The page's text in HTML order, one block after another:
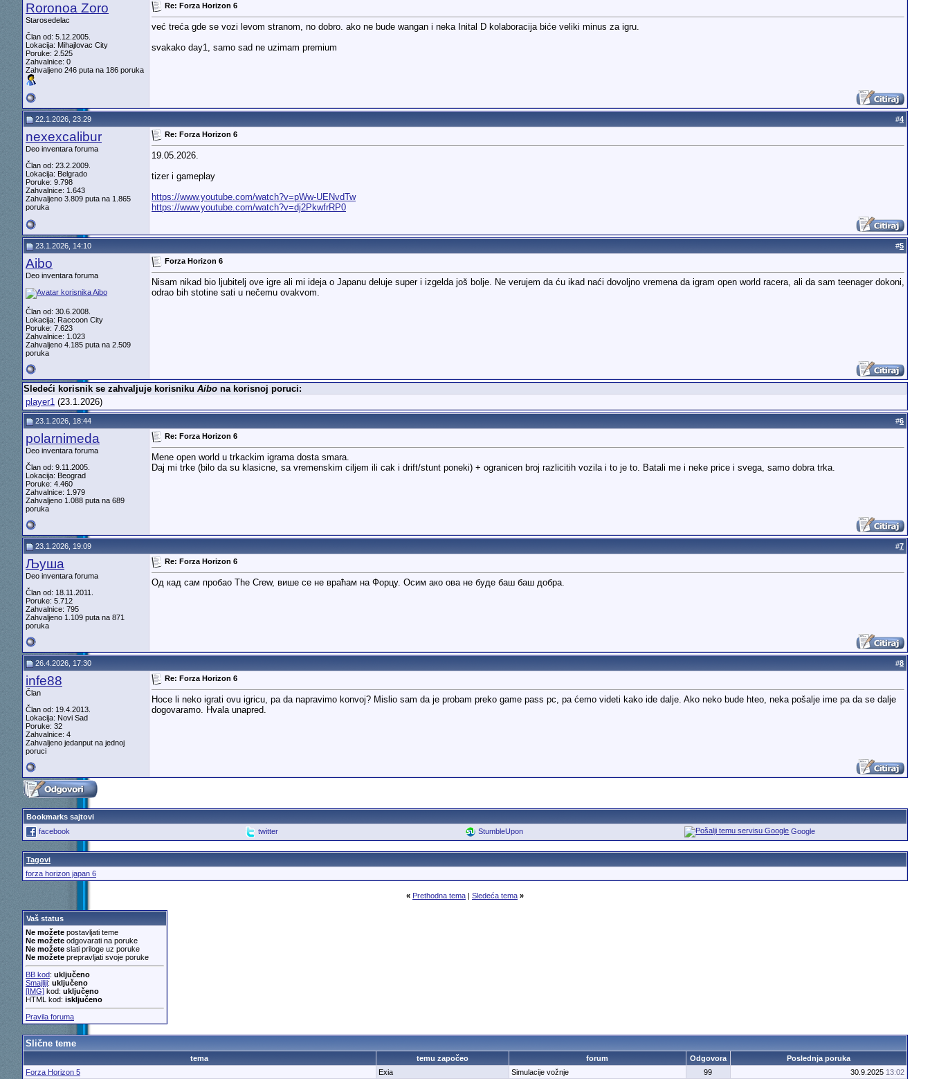
Roronoa Zoro
Starosedelac
Član od: 5.12.2005.
Lokacija: Mihajlovac City
Poruke: 2.525
Zahvalnice: 0
Zahvaljeno 246 puta na 186 poruka
Re: Forza Horizon 6
već treća gde se vozi levom stranom, no dobro. ako ne bude wangan i neka Inital D kolaboracija biće veliki minus za igru.
svakako day1, samo sad ne uzimam premium
22.1.2026, 23:29 #4
nexexcalibur
Deo inventara foruma
Član od: 23.2.2009.
Lokacija: Belgrado
Poruke: 9.798
Zahvalnice: 1.643
Zahvaljeno 3.809 puta na 1.865
poruka
Re: Forza Horizon 6
19.05.2026.
tizer i gameplay
https://www.youtube.com/watch?v=pWw-UENvdTw
https://www.youtube.com/watch?v=dj2PkwfrRP0
23.1.2026, 14:10 #5
Aibo
Deo inventara foruma
Član od: 30.6.2008.
Lokacija: Raccoon City
Poruke: 7.623
Zahvalnice: 1.023
Zahvaljeno 4.185 puta na 2.509
poruka
Forza Horizon 6
Nisam nikad bio ljubitelj ove igre ali mi ideja o Japanu deluje super i izgelda još bolje. Ne verujem da ću ikad naći dovoljno vremena da igram open world racera, ali da sam teenager dokoni,
odrao bih stotine sati u nečemu ovakvom.
Sledeći korisnik se zahvaljuje korisniku Aibona korisnoj poruci:
player1(23.1.2026)
23.1.2026, 18:44 #6
polarnimeda
Deo inventara foruma
Član od: 9.11.2005.
Lokacija: Beograd
Poruke: 4.460
Zahvalnice: 1.979
Zahvaljeno 1.088 puta na 689
poruka
Re: Forza Horizon 6
Mene open world u trkackim igrama dosta smara.
Daj mi trke (bilo da su klasicne, sa vremenskim ciljem ili cak i drift/stunt poneki) + ogranicen broj razlicitih vozila i to je to. Batali me i neke price i svega, samo dobra trka.
23.1.2026, 19:09 #7
Љуша
Deo inventara foruma
Član od: 18.11.2011.
Poruke: 5.712
Zahvalnice: 795
Zahvaljeno 1.109 puta na 871
poruka
Re: Forza Horizon 6
Од кад сам пробао The Crew, више се не враћам на Форцу. Осим ако ова не буде баш баш добра.
26.4.2026, 17:30 #8
infe88
Član
Član od: 19.4.2013.
Lokacija: Novi Sad
Poruke: 32
Zahvalnice: 4
Zahvaljeno jedanput na jednoj
poruci
Re: Forza Horizon 6
Hoce li neko igrati ovu igricu, pa da napravimo konvoj? Mislio sam da je probam preko game pass pc, pa ćemo videti kako ide dalje. Ako neko bude hteo, neka pošalje ime pa da se dalje
dogovaramo. Hvala unapred.
Bookmarks sajtovi
facebook
twitter StumbleUpon Google
Tagovi
forza horizon japan 6
« Prethodna tema| Sledeća tema »
Vaš status
Ne možetepostavljati teme
Ne možeteodgovarati na poruke
Ne možeteslati priloge uz poruke
Ne možeteprepravljati svoje poruke
BB kod: uključeno
Smajliji: uključeno
[IMG]kod: uključeno
HTML kod: isključeno
Pravila foruma
Slične teme
tema temu započeo forum Odgovora
Poslednja poruka
Forza Horizon 5
Exia Simulacije vožnje 99 30.9.2025 13:02